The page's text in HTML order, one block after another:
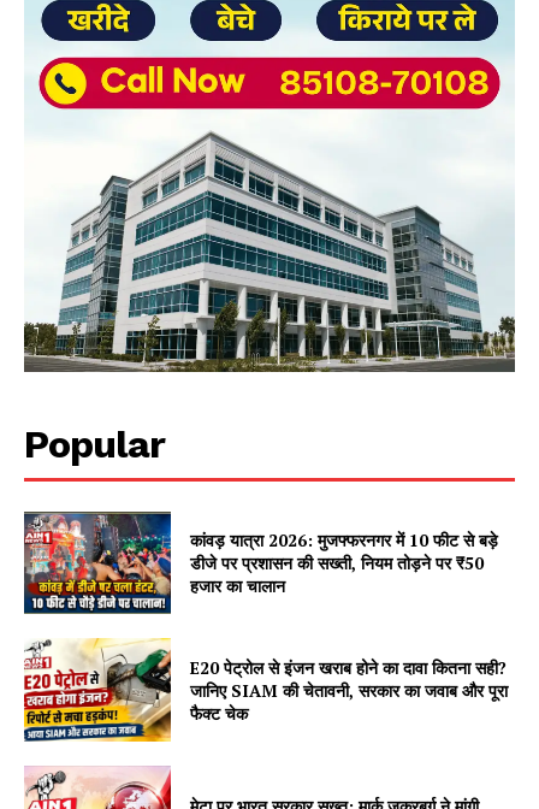
Facebook
X WhatsApp
Share
Read Latest News on AIN
NEWS 1 App
Popular
कांवड़ यात्रा 2026: मुजफ्फरनगर में 10 फीट से बड़े
डीजे पर प्रशासन की सख्ती, नियम तोड़ने पर ₹50
हजार का चालान
E20 पेट्रोल से इंजन खराब होने का दावा कितना सही?
जानिए SIAM की चेतावनी, सरकार का जवाब और पूरा
फैक्ट चेक